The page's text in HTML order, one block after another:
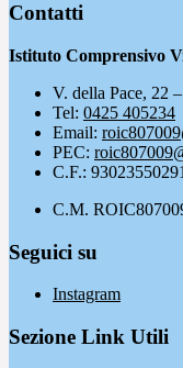
Contatti
Istituto Comprensivo
V. della Pace, 22
Tel: 0425 405234
Email:
PEC:
C.F.: 93023550291
C.M.
Seguici su
Instagram
Sezione Link Utili